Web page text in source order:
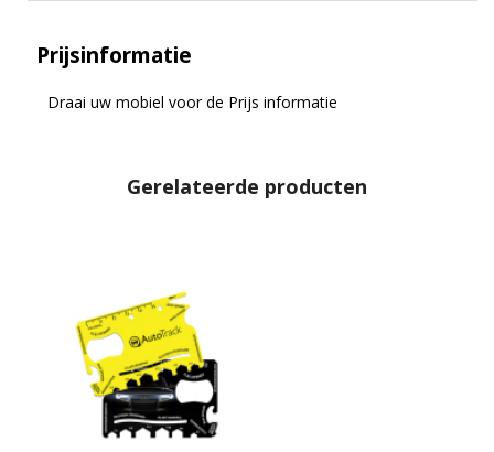
Prijsinformatie
Draai uw mobiel voor de Prijs informatie
Gerelateerde producten